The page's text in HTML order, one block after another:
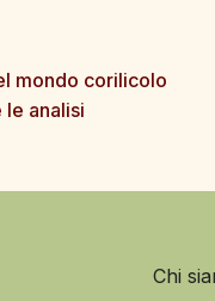
mondo corilicolo
analisi
Chi